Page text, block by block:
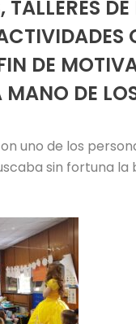
DE
DE
uno de los
sin fortuna